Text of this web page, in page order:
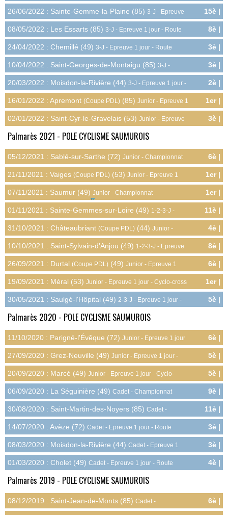
3.5pts
26/06/2022 : Sainte-Gemme-la-Plaine (85) 3-J - Epreuve
1 jour - Route
15è |
0.5pts
08/05/2022 : Les Essarts (85) 3-J - Epreuve 1 jour - Route
8è |
4.0pts
24/04/2022 : Chemillé (49) 3-J - Epreuve 1 jour - Route
3è |
8.0pts
10/04/2022 : Saint-Georges-de-Montaigu (85) 3-J -
Epreuve 1 jour - Route
3è |
8.0pts
20/03/2022 : Moisdon-la-Rivière (44) 3-J - Epreuve 1 jour -
Route
2è |
9.0pts
16/01/2022 : Apremont (Coupe PDL) (85) Junior - Epreuve 1
jour - Cyclo-cross
1er |
10.0pts
02/01/2022 : Saint-Cyr-le-Gravelais (53) Junior - Epreuve
3è |
8.0pts
Palmarès 2021 - POLE CYCLISME SAUMUROIS
05/12/2021 : Sablé-sur-Sarthe (72) Junior - Championnat
Régional - Cyclo-cross
6è |
10.0pts
21/11/2021 : Vaiges (Coupe PDL) (53) Junior - Epreuve 1
jour - Cyclo-cross
1er |
10.0pts
07/11/2021 : Saumur (49) Junior - Championnat
Départemental - Cyclo-cross
1er |
15.0pts
01/11/2021 : Sainte-Gemmes-sur-Loire (49) 1-2-3-J -
Epreuve 1 jour - Cyclo-cross
11è |
3.8pts
31/10/2021 : Châteaubriant (Coupe PDL) (44) Junior -
Epreuve 1 jour - Cyclo-cross
4è |
7.0pts
10/10/2021 : Saint-Sylvain-d'Anjou (49) 1-2-3-J - Epreuve
1 jour - Cyclo-cross
8è |
6.0pts
26/09/2021 : Durtal (Coupe PDL) (49) Junior - Epreuve 1
jour - Cyclo-cross
6è |
5.0pts
19/09/2021 : Méral (53) Junior - Epreuve 1 jour - Cyclo-cross
1er |
10.0pts
30/05/2021 : Saulgé-l'Hôpital (49) 2-3-J - Epreuve 1 jour -
5è |
7.2pts
Palmarès 2020 - POLE CYCLISME SAUMUROIS
11/10/2020 : Parigné-l'Évêque (72) Junior - Epreuve 1 jour
- Cyclo-cross
6è |
5.0pts
27/09/2020 : Grez-Neuville (49) Junior - Epreuve 1 jour -
Cyclo-cross
5è |
6.0pts
20/09/2020 : Marcé (49) Junior - Epreuve 1 jour - Cyclo-
cross
5è |
6.0pts
06/09/2020 : La Séguinière (49) Cadet - Championnat
Départemental - Route
9è |
4.2pts
30/08/2020 : Saint-Martin-des-Noyers (85) Cadet -
Epreuve 1 jour - Route
11è |
2.0pts
14/07/2020 : Avèze (72) Cadet - Epreuve 1 jour - Route
3è |
6.4pts
08/03/2020 : Moisdon-la-Rivière (44) Cadet - Epreuve 1
jour - Route
3è |
6.4pts
01/03/2020 : Cholet (49) Cadet - Epreuve 1 jour - Route
4è |
5.6pts
Palmarès 2019 - POLE CYCLISME SAUMUROIS
08/12/2019 : Saint-Jean-de-Monts (85) Cadet -
Championnat Régional - Cyclo-cross
6è |
10.0pts